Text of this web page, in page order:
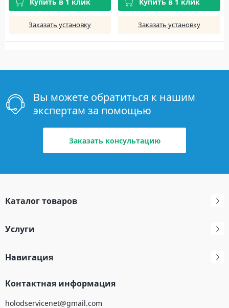
Заказать установку Заказать установку
Вы можете обратиться к нашим
экспертам за помощью
Заказать консультацию
Каталог товаров
Услуги
Навигация
Контактная информация
holodservicenet@gmail.com